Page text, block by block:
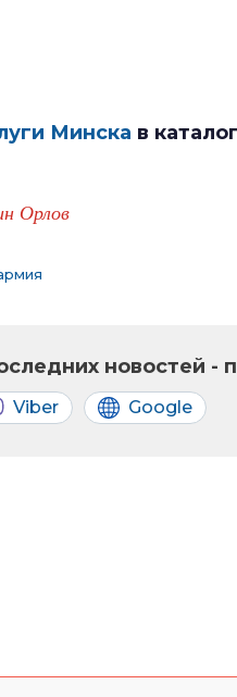
Минска в
Орлов
новостей -
Viber Google